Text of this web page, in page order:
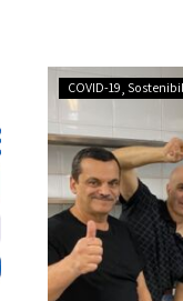
COVID-19